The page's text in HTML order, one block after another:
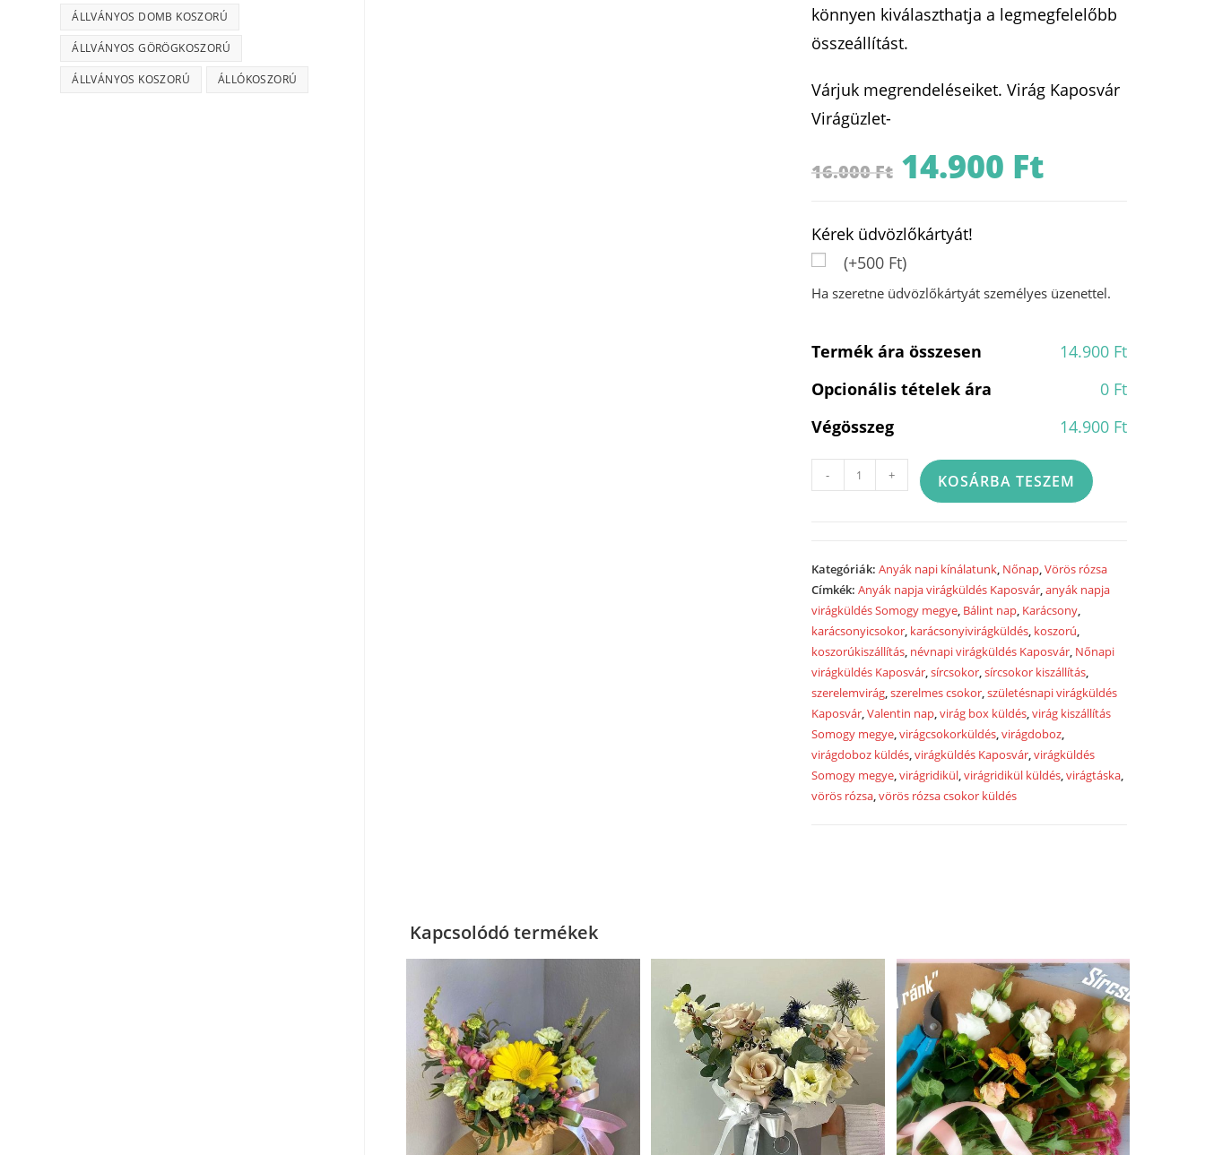
könnyen kiválaszthatja a legmegfelelőbb
összeállítást.
Várjuk megrendeléseiket. Virág Kaposvár
Virágüzlet-
16.000Ft
Original
price
was:
14.900 Ftprice
is:
Kérek üdvözlőkártyát!
(+500 Ft)
Ha szeretne üdvözlőkártyát személyes üzenettel.
Termék ára összesen
14.900 Ft
Opcionális tételek ára
0 Ft
Végösszeg
14.900 Ft
Vörösrózsa
csokor
mennyiség
- + KOSÁRBA TESZEM
Kategóriák: Anyák napi kínálatunk, Nőnap,Vörös rózsa
Címkék: Anyák napja virágküldés Kaposvár,anyák napja
virágküldés Somogy megye, Bálint nap, Karácsony,
karácsonyicsokor, karácsonyivirágküldés, koszorú,
koszorúkiszállítás, névnapi virágküldés Kaposvár, Nőnapi
virágküldés Kaposvár,sírcsokor,sírcsokor kiszállítás,
szerelemvirág,szerelmes csokor,születésnapi virágküldés
Kaposvár,Valentin nap,virág box küldés,virág kiszállítás
Somogy megye,virágcsokorküldés,virágdoboz,
virágdoboz küldés,virágküldés Kaposvár,virágküldés
Somogy megye,virágridikül,virágridikül küldés,virágtáska,
vörös rózsa,vörös rózsa csokor küldés
Kapcsolódó termékek
ÁLLVÁNYOS DOMB KOSZORÚ
ÁLLVÁNYOS GÖRÖGKOSZORÚ
ÁLLVÁNYOS KOSZORÚ ÁLLÓKOSZORÚ